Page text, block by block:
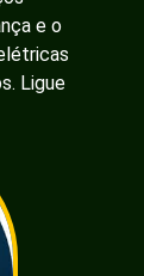
e o
Ligue